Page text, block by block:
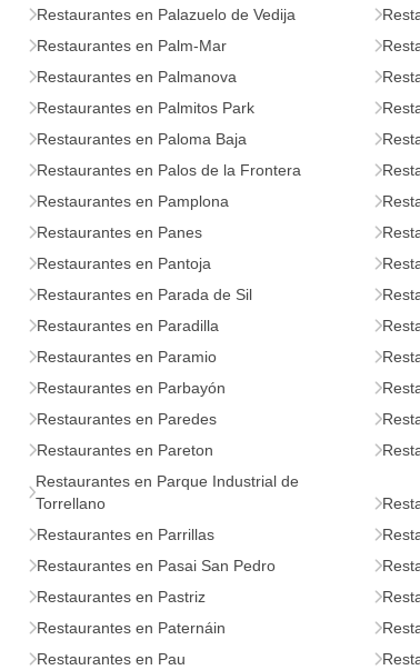
Restaurantes en Palazuelo de Vedija
Restaurantes en Palm-Mar
Restaurantes en Palmanova
Restaurantes en Palmitos Park
Restaurantes en Paloma Baja
Restaurantes en Palos de la Frontera
Restaurantes en Pamplona
Restaurantes en Panes
Restaurantes en Pantoja
Restaurantes en Parada de Sil
Restaurantes en Paradilla
Restaurantes en Paramio
Restaurantes en Parbayón
Restaurantes en Paredes
Restaurantes en Pareton
Restaurantes en Parque Industrial de
Torrellano
Restaurantes en Parrillas
Restaurantes en Pasai San Pedro
Restaurantes en Pastriz
Restaurantes en Paternáin
Restaurantes en Pau